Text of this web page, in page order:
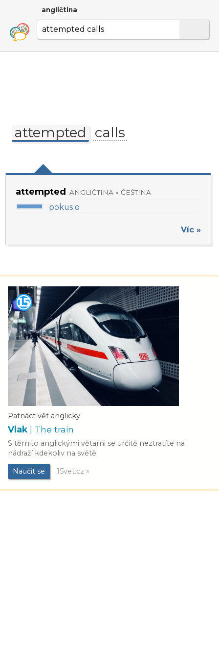
angličtina
attempted calls
attempted ANGLIČTINA » ČEŠTINA
pokus o
Víc »
Patnáct vět anglicky
Vlak | The train
S těmito anglickými větami se určitě neztratíte na
nádraží kdekoliv na světě.
Naučit se 15vet.cz »